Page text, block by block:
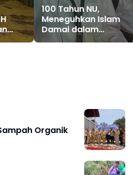
100 Tahun NU,
Meneguhkan Islam
Damai dalam
Kebangsaan
Organik